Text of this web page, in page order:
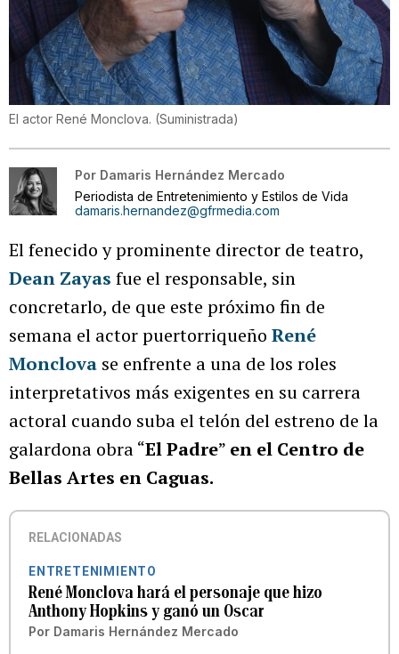
El actor René Monclova. (Suministrada)
Por Damaris Hernández Mercado
Periodista de Entretenimiento y Estilos de Vida
damaris.hernandez@gfrmedia.com
El fenecido y prominente director de teatro,
Dean Zayas fue el responsable, sin
concretarlo, de que este próximo fin de
semana el actor puertorriqueño René
Monclova se enfrente a una de los roles
interpretativos más exigentes en su carrera
actoral cuando suba el telón del estreno de la
galardona obra “El Padre” en el Centro de
Bellas Artes en Caguas.
RELACIONADAS
ENTRETENIMIENTO
René Monclova hará el personaje que hizo
Anthony Hopkins y ganó un Oscar
Por Damaris Hernández Mercado